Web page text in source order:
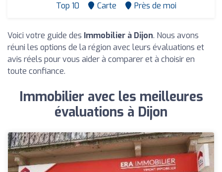
Top 10 Carte Près de moi
Voici votre guide des Immobilier à Dijon. Nous avons
réuni les options de la région avec leurs évaluations et
avis réels pour vous aider à comparer et à choisir en
toute confiance.
Immobilier avec les meilleures
évaluations à Dijon